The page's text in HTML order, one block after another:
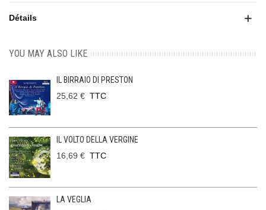
Détails
YOU MAY ALSO LIKE
IL BIRRAIO DI PRESTON
25,62 € TTC
IL VOLTO DELLA VERGINE
16,69 € TTC
LA VEGLIA